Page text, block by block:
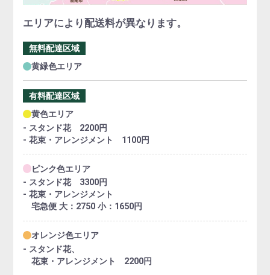
エリアにより配送料が異なります。
無料配達区域
黄緑色エリア
有料配達区域
黄色エリア
- スタンド花 2200円
- 花束・アレンジメント 1100円
ピンク色エリア
- スタンド花 3300円
- 花束・アレンジメント
宅急便 大：2750 小：1650円
オレンジ色エリア
- スタンド花、
花束・アレンジメント 2200円